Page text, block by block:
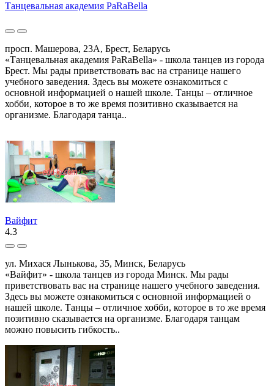
Танцевальная академия PaRaBella
просп. Машерова, 23А, Брест, Беларусь
«Танцевальная академия PaRaBella» - школа танцев из города
Брест. Мы рады приветствовать вас на странице нашего
учебного заведения. Здесь вы можете ознакомиться с
основной информацией о нашей школе. Танцы – отличное
хобби, которое в то же время позитивно сказывается на
организме. Благодаря танца..
Вайфит
4.3
ул. Михася Лынькова, 35, Минск, Беларусь
«Вайфит» - школа танцев из города Минск. Мы рады
приветствовать вас на странице нашего учебного заведения.
Здесь вы можете ознакомиться с основной информацией о
нашей школе. Танцы – отличное хобби, которое в то же время
позитивно сказывается на организме. Благодаря танцам
можно повысить гибкость..